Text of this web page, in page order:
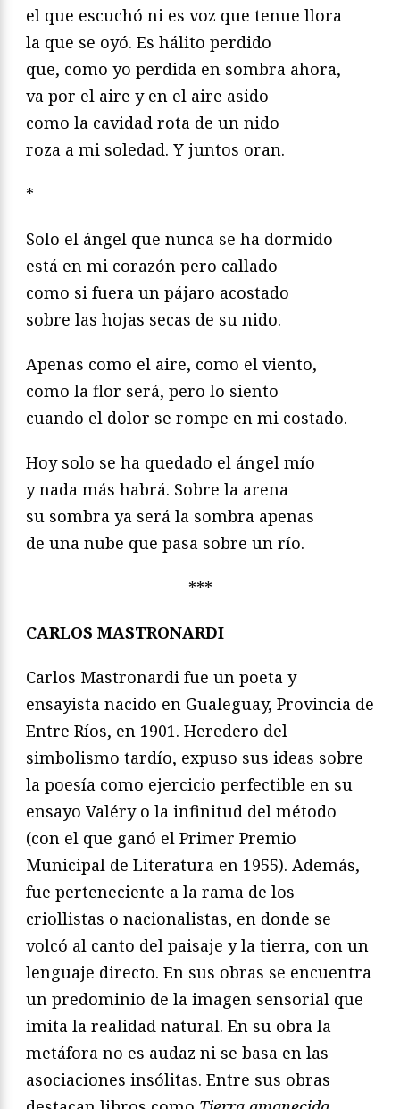
el que escuchó ni es voz que tenue llora
la que se oyó. Es hálito perdido
que, como yo perdida en sombra ahora,
va por el aire y en el aire asido
como la cavidad rota de un nido
roza a mi soledad. Y juntos oran.
*
Solo el ángel que nunca se ha dormido
está en mi corazón pero callado
como si fuera un pájaro acostado
sobre las hojas secas de su nido.
Apenas como el aire, como el viento,
como la flor será, pero lo siento
cuando el dolor se rompe en mi costado.
Hoy solo se ha quedado el ángel mío
y nada más habrá. Sobre la arena
su sombra ya será la sombra apenas
de una nube que pasa sobre un río.
***
CARLOS MASTRONARDI
Carlos Mastronardi fue un poeta y
ensayista nacido en Gualeguay, Provincia de
Entre Ríos, en 1901. Heredero del
simbolismo tardío, expuso sus ideas sobre
la poesía como ejercicio perfectible en su
ensayo Valéry o la infinitud del método
(con el que ganó el Primer Premio
Municipal de Literatura en 1955). Además,
fue perteneciente a la rama de los
criollistas o nacionalistas, en donde se
volcó al canto del paisaje y la tierra, con un
lenguaje directo. En sus obras se encuentra
un predominio de la imagen sensorial que
imita la realidad natural. En su obra la
metáfora no es audaz ni se basa en las
asociaciones insólitas. Entre sus obras